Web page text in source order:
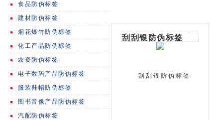
食品防伪标签
建材防伪标签
烟花爆竹防伪标签
化工产品防伪标签
农资防伪标签
电子数码产品防伪标签
服装鞋帽防伪标签
图书音像产品防伪标签
汽配防伪标签
刮刮银防伪标签
刮刮银防伪标签